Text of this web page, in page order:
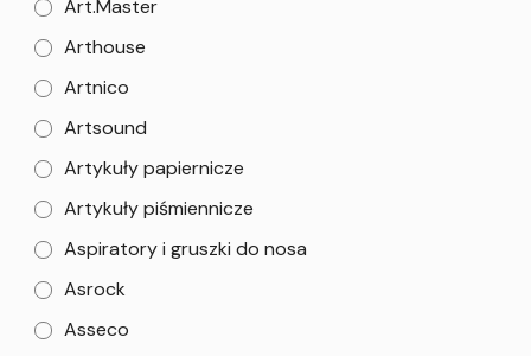
Art.Master
Arthouse
Artnico
Artsound
Artykuły papiernicze
Artykuły piśmiennicze
Aspiratory i gruszki do nosa
Asrock
Asseco